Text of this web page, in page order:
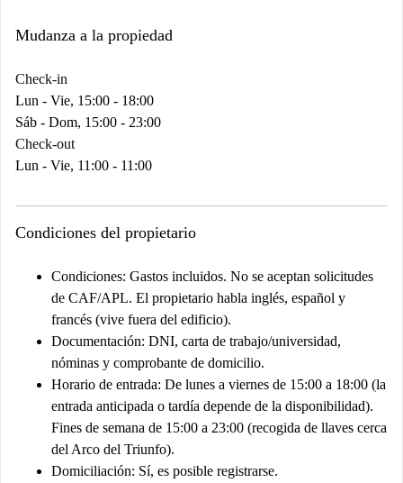
Mudanza a la propiedad
Check-in
Lun - Vie, 15:00 - 18:00
Sáb - Dom, 15:00 - 23:00
Check-out
Lun - Vie, 11:00 - 11:00
Condiciones del propietario
Condiciones: Gastos incluidos. No se aceptan solicitudes
de CAF/APL. El propietario habla inglés, español y
francés (vive fuera del edificio).
Documentación: DNI, carta de trabajo/universidad,
nóminas y comprobante de domicilio.
Horario de entrada: De lunes a viernes de 15:00 a 18:00 (la
entrada anticipada o tardía depende de la disponibilidad).
Fines de semana de 15:00 a 23:00 (recogida de llaves cerca
del Arco del Triunfo).
Domiciliación: Sí, es posible registrarse.